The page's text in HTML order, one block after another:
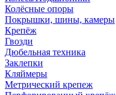
Колёсные опоры
Покрышки, шины, камеры
Крепёж
Гвозди
Дюбельная техника
Заклепки
Кляймеры
Метрический крепеж